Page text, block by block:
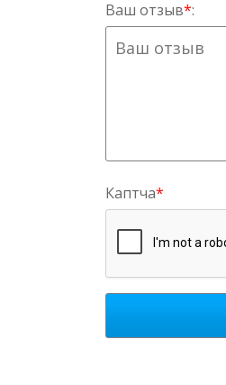
Ваш отзыв*:
Каптча*